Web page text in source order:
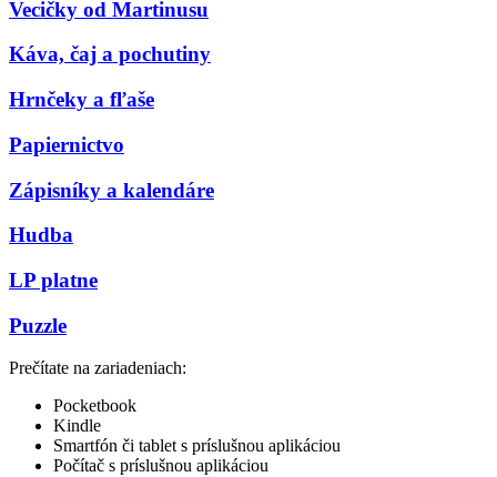
Vecičky od Martinusu
Káva, čaj a pochutiny
Hrnčeky a fľaše
Papiernictvo
Zápisníky a kalendáre
Hudba
LP platne
Puzzle
Prečítate na zariadeniach:
Pocketbook
Kindle
Smartfón či tablet s príslušnou aplikáciou
Počítač s príslušnou aplikáciou